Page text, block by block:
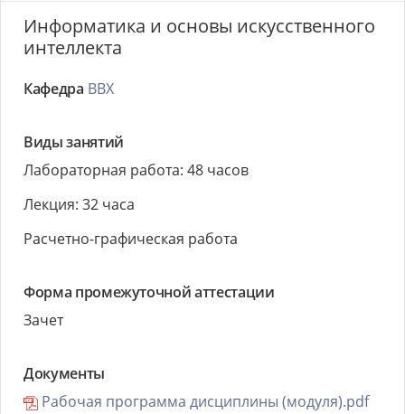
Информатика и основы искусственного
интеллекта
Кафедра ВВХ
Виды занятий
Лабораторная работа: 48 часов
Лекция: 32 часа
Расчетно-графическая работа
Форма промежуточной аттестации
Зачет
Документы
Рабочая программа дисциплины (модуля).pdf